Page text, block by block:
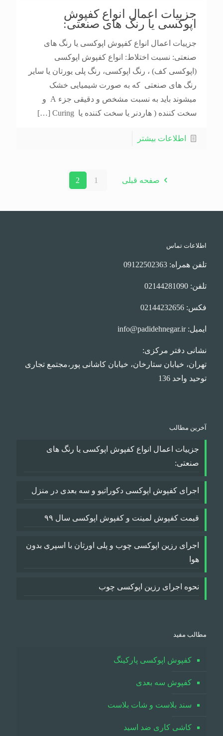
جزییات اعمال انواع کفپوش
اپوکسی یا رنگ های صنعتی:
جزییات اعمال انواع کفپوش اپوکسی یا رنگ های
صنعتی: نسبت اختلاط: انواع کفپوش اپوکسی
(اپوکسی کف) ، رنگ اپوکسی، رنگ پلی یورتان یا سایر
رنگ های صنعتی که به صورت شیمیایی خشک
میشوند باید به نسبت مشخص و دقیقی جزء A و
سخت کننده ( هاردنر یا سخت کننده یا Curing
[…]
اطلاعات بیشتر
صفحه قبلی 1
2
اطلاعات تماس
تلفن همراه: 09122502363
تلفن: 02144281090
فکس: 02144232656
ایمیل: info@padidehnegar.ir
نشانی دفتر مرکزی:
تهران، خیابان ستارخان، خیابان کاشانی پور،مجتمع تجاری
توحید واحد 136
آخرین مطالب
جزییات اعمال انواع کفپوش اپوکسی یا رنگ های
صنعتی:
اجرای کفپوش اپوکسی دکوراتیو و سه بعدی در منزل
قیمت کفپوش لمینت و کفپوش اپوکسی سال ۹۹
اجرای رزین اپوکسی چوب و پلی اورتان با اسپری بدون
هوا
نحوه اجرای رزین اپوکسی چوب
مطالب مفید
کفپوش اپوکسی پارکینگ
کفپوش سه بعدی
سند بلاست و شات بلاست
کاشی کاری ضد اسید